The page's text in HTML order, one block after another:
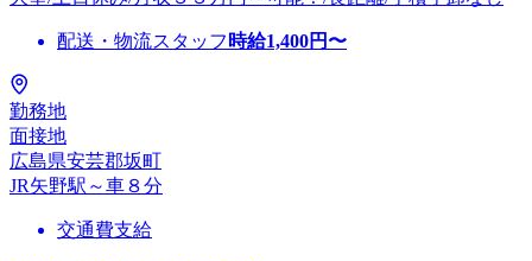
配送・物流スタッフ 時給1,400円〜
勤務地
面接地
広島県安芸郡坂町
JR矢野駅～車８分
交通費支給